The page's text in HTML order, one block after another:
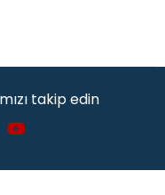
takip edin